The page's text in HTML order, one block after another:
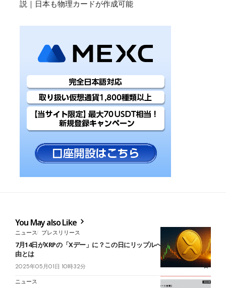
説｜日本も物理カードが作成可能
You May also Like
ニュース プレスリリース
7月14日がXRPの「Xデー」に？この日にリップルへ注目が高まる理
由とは
2025年05月01日 10時32分
ニュース